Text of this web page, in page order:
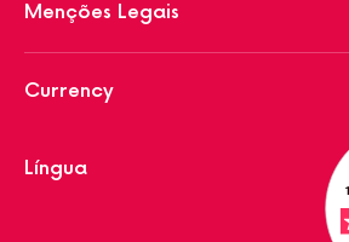
Menções Legais
Currency
Língua